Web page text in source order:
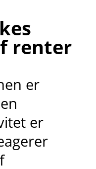
renter
er
er